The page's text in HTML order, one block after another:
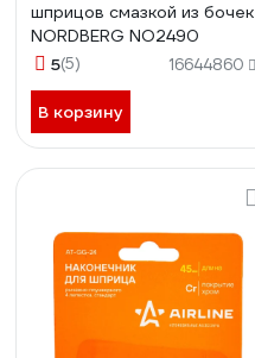
шприцов смазкой из бочек
NORDBERG NO2490
5(5) 16644860
В корзину